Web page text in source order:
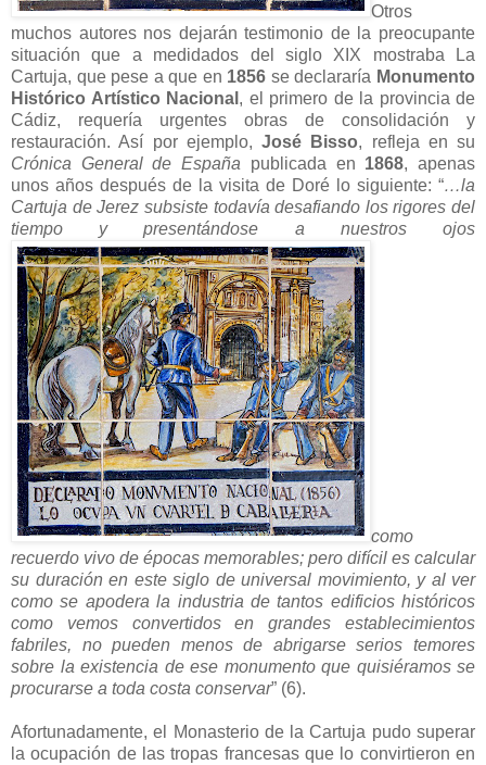
Otros
muchos autores nos dejarán testimonio de la preocupante
situación que a medidados del siglo XIX mostraba La
Cartuja, que pese a que en 1856 se declararía Monumento
Histórico Artístico Nacional , el primero de la provincia de
Cádiz, requería urgentes obras de consolidación y
restauración. Así por ejemplo, José Bisso, refleja en su
Crónica General de España publicada en 1868, apenas
unos años después de la visita de Doré lo siguiente: “…la
Cartuja de Jerez subsiste todavía desafiando los rigores del
tiempo y presentándose a nuestros ojos
como
recuerdo vivo de épocas memorables; pero difícil es calcular
su duración en este siglo de universal movimiento, y al ver
como se apodera la industria de tantos edificios históricos
como vemos convertidos en grandes establecimientos
fabriles, no pueden menos de abrigarse serios temores
sobre la existencia de ese monumento que quisiéramos se
procurarse a toda costa conservar” (6).
Afortunadamente, el Monasterio de la Cartuja pudo superar
la ocupación de las tropas francesas que lo convirtieron en